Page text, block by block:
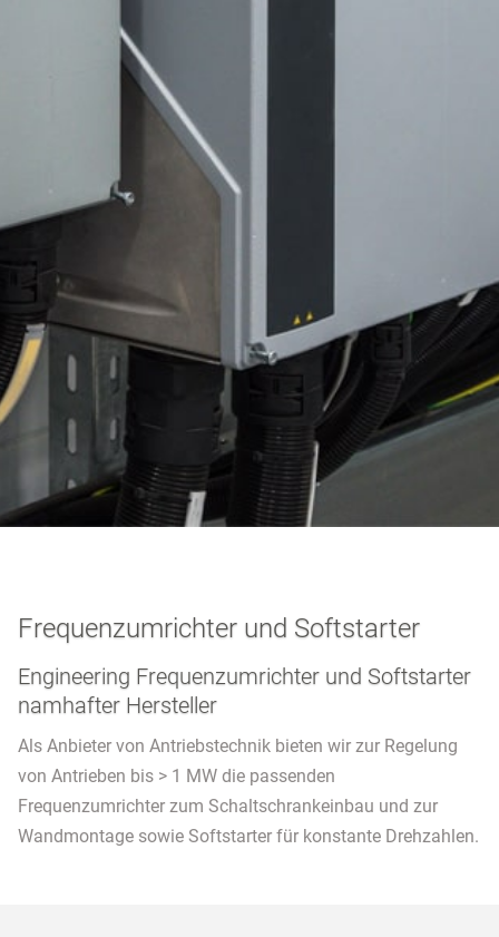
Frequenzumrichter und Softstarter
Engineering Frequenzumrichter und Softstarter
namhafter Hersteller
Als Anbieter von Antriebstechnik bieten wir zur Regelung
von Antrieben bis > 1 MW die passenden
Frequenzumrichter zum Schaltschrankeinbau und zur
Wandmontage sowie Softstarter für konstante Drehzahlen.